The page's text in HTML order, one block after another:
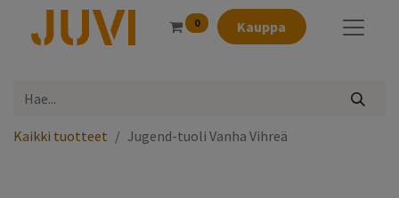
0 Kauppa
Kaikki tuotteet Jugend-tuoli Vanha Vihreä